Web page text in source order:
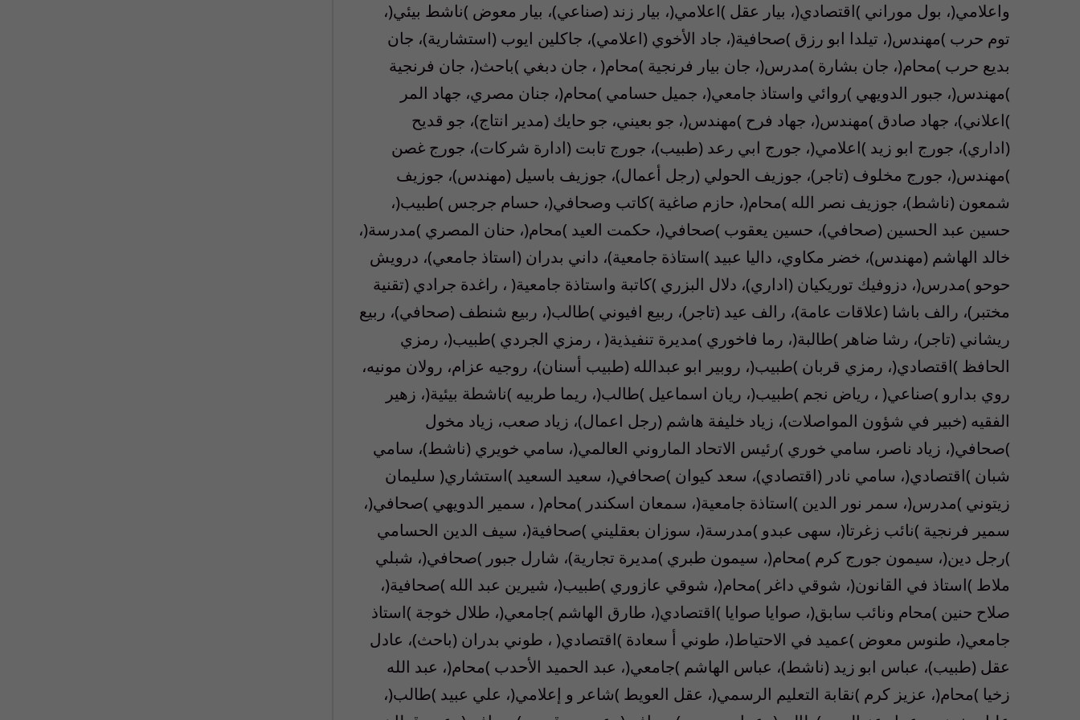
واعلامي(، بول موراني )اقتصادي(، بيار عقل )اعلامي(، بيار زند (صناعي)، بيار معوض )ناشط بيئي(،
توم حرب )مهندس(، تيلدا ابو رزق )صحافية(، جاد الأخوي (اعلامي)، جاكلين ايوب (استشارية)، جان
بديع حرب )محام(، جان بشارة )مدرس(، جان بيار فرنجية )محام( ، جان دبغي )باحث(، جان فرنجية
)مهندس(، جبور الدويهي )روائي واستاذ جامعي(، جميل حسامي )محام(، جنان مصري، جهاد المر
)اعلاني)، جهاد صادق )مهندس(، جهاد فرح )مهندس(، جو بعيني، جو حايك (مدير انتاج)، جو قديح
(اداري)، جورج ابو زيد )اعلامي(، جورج ابي رعد (طبيب)، جورج تابت (ادارة شركات)، جورج غصن
)مهندس(، جورج مخلوف (تاجر)، جوزيف الحولي (رجل أعمال)، جوزيف باسيل (مهندس)، جوزيف
شمعون (ناشط)، جوزيف نصر الله )محام(، حازم صاغية )كاتب وصحافي(، حسام جرجس )طبيب(،
حسين عبد الحسين (صحافي)، حسين يعقوب )صحافي(، حكمت العيد )محام(، حنان المصري )مدرسة(،
خالد الهاشم (مهندس)، خضر مكاوي، داليا عبيد )استاذة جامعية)، داني بدران (استاذ جامعي)، درويش
حوحو )مدرس(، دزوفيك توريكيان (اداري)، دلال البزري )كاتبة واستاذة جامعية( ، راغدة جرادي (تقنية
مختبر)، رالف باشا (علاقات عامة)، رالف عيد (تاجر)، ربيع افيوني )طالب(، ربيع شنطف (صحافي)، ربيع
ريشاني (تاجر)، رشا ضاهر )طالبة(، رما فاخوري )مديرة تنفيذية( ، رمزي الجردي )طبيب(، رمزي
الحافظ )اقتصادي(، رمزي قربان )طبيب(، روبير ابو عبدالله (طبيب أسنان)، روجيه عزام، رولان مونيه،
روي بدارو )صناعي( ، رياض نجم )طبيب(، ريان اسماعيل )طالب(، ريما طربيه )ناشطة بيئية(، زهير
الفقيه (خبير في شؤون المواصلات)، زياد خليفة هاشم (رجل اعمال)، زياد صعب، زياد مخول
)صحافي(، زياد ناصر، سامي خوري )رئيس الاتحاد الماروني العالمي(، سامي خويري (ناشط)، سامي
شبان )اقتصادي(، سامي نادر (اقتصادي)، سعد كيوان )صحافي(، سعيد السعيد )استشاري( سليمان
زيتوني )مدرس(، سمر نور الدين )استاذة جامعية(، سمعان اسكندر )محام( ، سمير الدويهي )صحافي(،
سمير فرنجية )نائب زغرتا(، سهى عبدو )مدرسة(، سوزان بعقليني )صحافية(، سيف الدين الحسامي
)رجل دين(، سيمون جورج كرم )محام(، سيمون طبري )مديرة تجارية)، شارل جبور )صحافي(، شبلي
ملاط )استاذ في القانون(، شوقي داغر )محام(، شوقي عازوري )طبيب(، شيرين عبد الله )صحافية(،
صلاح حنين )محام ونائب سابق(، صوايا صوايا )اقتصادي(، طارق الهاشم )جامعي(، طلال خوجة )استاذ
جامعي(، طنوس معوض )عميد في الاحتياط(، طوني أ سعادة )اقتصادي( ، طوني بدران (باحث)، عادل
عقل (طبيب)، عباس ابو زيد (ناشط)، عباس الهاشم )جامعي(، عبد الحميد الأحدب )محام(، عبد الله
زخيا )محام(، عزيز كرم )نقابة التعليم الرسمي(، عقل العويط )شاعر و إعلامي(، علي عبيد )طالب(،